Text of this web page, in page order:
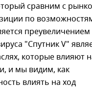
сравним с
по
преувеличением
"Спутник V"
которые влияют
и мы видим, как
влиять на ход